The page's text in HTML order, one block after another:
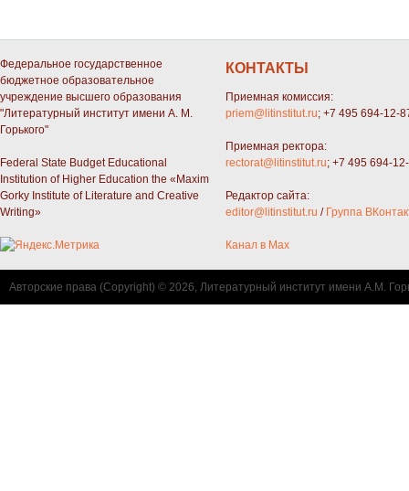
Федеральное государственное
бюджетное образовательное
учреждение высшего образования
"Литературный институт имени А. М.
Горького"
Federal State Budget Educational
Institution of Higher Education the «Maxim
Gorky Institute of Literature and Creative
Writing»
КОНТАКТЫ
Приемная комиссия:
priem@litinstitut.ru; +7 495 694-12-
Приемная ректора:
rectorat@litinstitut.ru; +7 495 694-
Редактор сайта:
editor@litinstitut.ru / Группа
Канал в Max
Авторские права (Copyright) © 2026, Литературный институт имени А.М.